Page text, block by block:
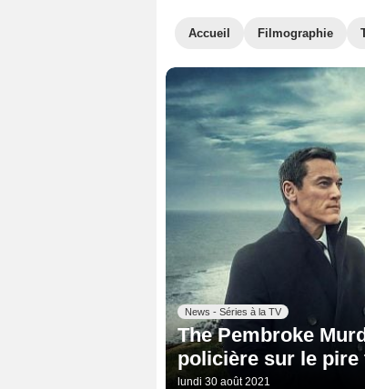
Accueil Filmographie
News - Séries à la TV
The Pembroke
policière sur le pire
lundi 30 août 2021